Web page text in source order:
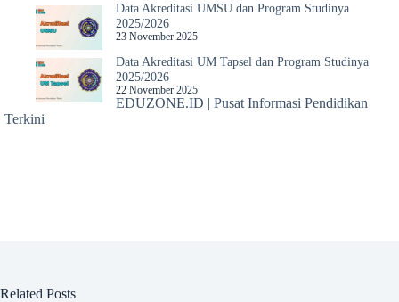
Data Akreditasi UMSU dan Program Studinya
2025/2026
23 November 2025
Data Akreditasi UM Tapsel dan Program Studinya
2025/2026
22 November 2025
EDUZONE.ID | Pusat Informasi Pendidikan
Terkini
Related Posts